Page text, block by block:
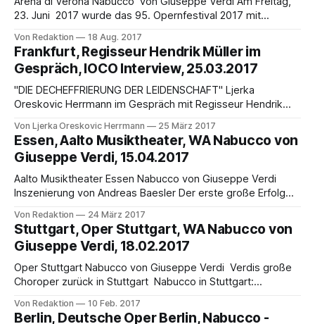
23. Juni 2017 wurde das 95. Opernfestival 2017 mit
eröffnet. Verdis Drama wird an 12 Abenden, vom 23. Juni bis
26. August, in einer neuen Inszenierung unter der Regie von
Arnaud Bernard
Von Redaktion 18 Aug. 2017
Frankfurt, Regisseur Hendrik Müller im
Gespräch, IOCO Interview, 25.03.2017
"DIE DECHEFFRIERUNG DER LEIDENSCHAFT" Ljerka
Oreskovic Herrmann im Gespräch mit Regisseur Hendrik
Verdi inszenierte LOH: Wie sind Sie zum Theater
gekommen? HM: Zum Theater bin ich in der Tat aus
Leidenschaft gekommen! Ich bin schon als Schüler jeden
Abend
Von Ljerka Oreskovic Herrmann 25 März 2017
Essen, Aalto Musiktheater, WA Nabucco von
Giuseppe Verdi, 15.04.2017
Aalto Musiktheater Essen Nabucco von Giuseppe Verdi
Inszenierung von Andreas Baesler Der erste große Erfolg
des Aalto-Theater Essen zurück: „Nabucco“ mit seinem
berühmten Gefangenenchor „Va, pensiero“ feiert am
Samstag, 15. April 2017, um 19 Uhr in der Inszenierung von
Andreas Baesler
Von Redaktion 24 März 2017
Stuttgart, Oper Stuttgart, WA Nabucco von
Giuseppe Verdi, 18.02.2017
Oper Stuttgart Nabucco von Giuseppe Verdi Verdis große
Choroper zurück in Stuttgart Nabucco in Stuttgart:
2017, 01. | 14. | 16. April 2017 Am Samstag, 18. Februar 2017,
Von Redaktion 10 Feb. 2017
Berlin, Deutsche Oper Berlin, Nabucco -